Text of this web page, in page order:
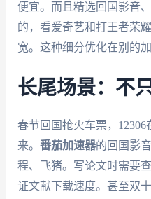
便宜。而且精选回国影音
的，看爱奇艺和打王者荣
宽。这种细分优化在别的
长尾场景：不
春节回国抢火车票，
来。 番茄加速器的回国影
程、飞猪。写论文时需要
证文献下载速度。甚至双